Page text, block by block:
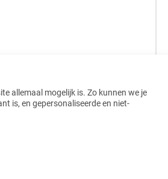
allemaal mogelijk is. Zo kunnen we je
is, en gepersonaliseerde en niet-